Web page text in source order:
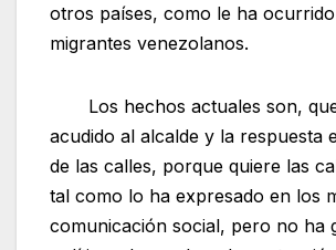
otros países, como le ha
migrantes venezolanos.
Los hechos actuales son,
acudido al alcalde y la respuesta
de las calles, porque quiere las
tal como lo ha expresado en los
comunicación social, pero no ha